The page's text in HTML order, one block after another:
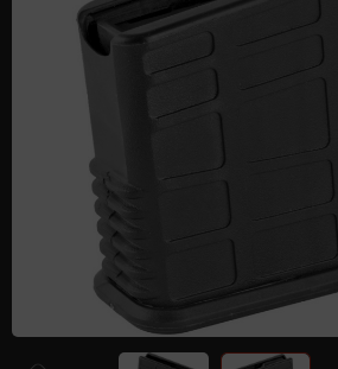
Одежда и обувь
Дроны (БПЛА)
Подарочные Сертификати